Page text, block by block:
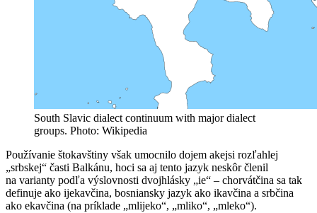
South Slavic dialect continuum with major dialect
groups. Photo: Wikipedia
Používanie štokavštiny však umocnilo dojem akejsi rozľahlej
„srbskej“ časti Balkánu, hoci sa aj tento jazyk neskôr členil
na varianty podľa výslovnosti dvojhlásky „ie“ – chorvátčina sa tak
definuje ako ijekavčina, bosniansky jazyk ako ikavčina a srbčina
ako ekavčina (na príklade „mlijeko“, „mliko“, „mleko“).